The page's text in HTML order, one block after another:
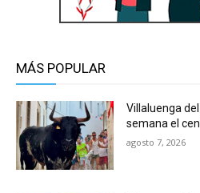
MÁS POPULAR
Villaluenga
semana el
agosto 7, 2026